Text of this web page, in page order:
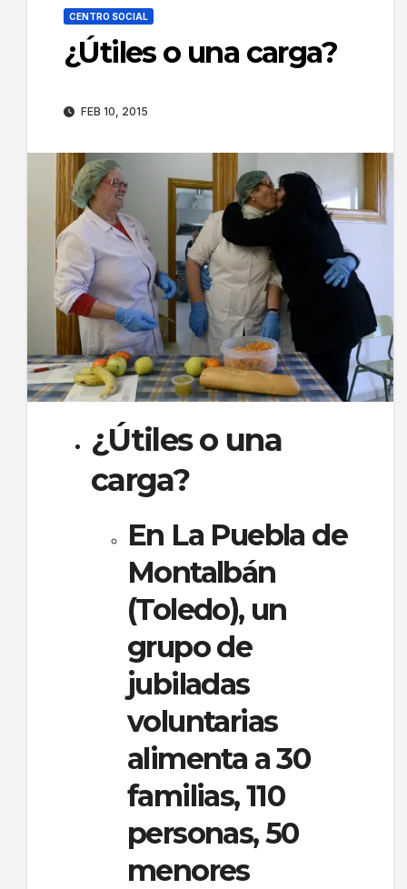
CENTRO SOCIAL
¿Útiles o una carga?
FEB 10, 2015
¿Útiles o una
carga?
En La Puebla de
Montalbán
(Toledo), un
grupo de
jubiladas
voluntarias
alimenta a 30
familias, 110
personas, 50
menores